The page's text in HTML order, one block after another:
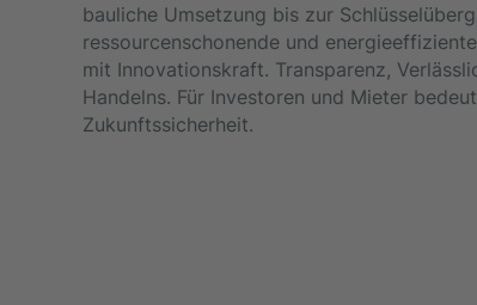
bauliche Umsetzung bis zur
ressourcenschonende und
mit Innovationskraft. Transparenz,
Handelns. Für Investoren und Mieter
Zukunftssicherheit.